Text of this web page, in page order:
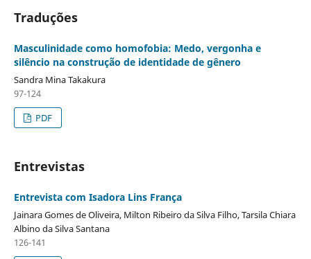
Traduções
Masculinidade como homofobia: Medo, vergonha e
silêncio na construção de identidade de gênero
Sandra Mina Takakura
97-124
PDF
Entrevistas
Entrevista com Isadora Lins França
Jainara Gomes de Oliveira, Milton Ribeiro da Silva Filho, Tarsila Chiara
Albino da Silva Santana
126-141